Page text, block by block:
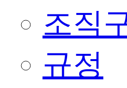
조직
규정